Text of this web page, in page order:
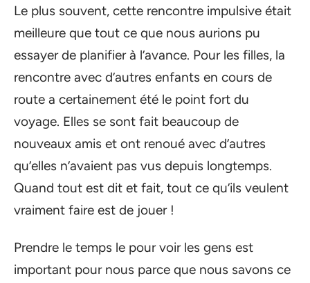
Le plus souvent, cette rencontre impulsive était
meilleure que tout ce que nous aurions pu
essayer de planifier à l’avance. Pour les filles, la
rencontre avec d’autres enfants en cours de
route a certainement été le point fort du
voyage. Elles se sont fait beaucoup de
nouveaux amis et ont renoué avec d’autres
qu’elles n’avaient pas vus depuis longtemps.
Quand tout est dit et fait, tout ce qu’ils veulent
vraiment faire est de jouer !
Prendre le temps le pour voir les gens est
important pour nous parce que nous savons ce